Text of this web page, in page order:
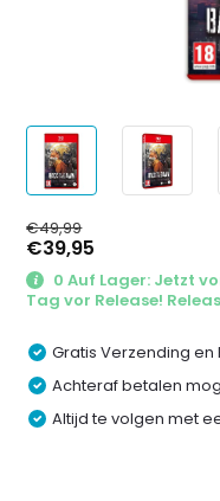
€49,99
€39,95
0 Auf Lager: Jetzt
Tag vor Release!
Gratis Verzending en
Achteraf betalen
Altijd te volgen met